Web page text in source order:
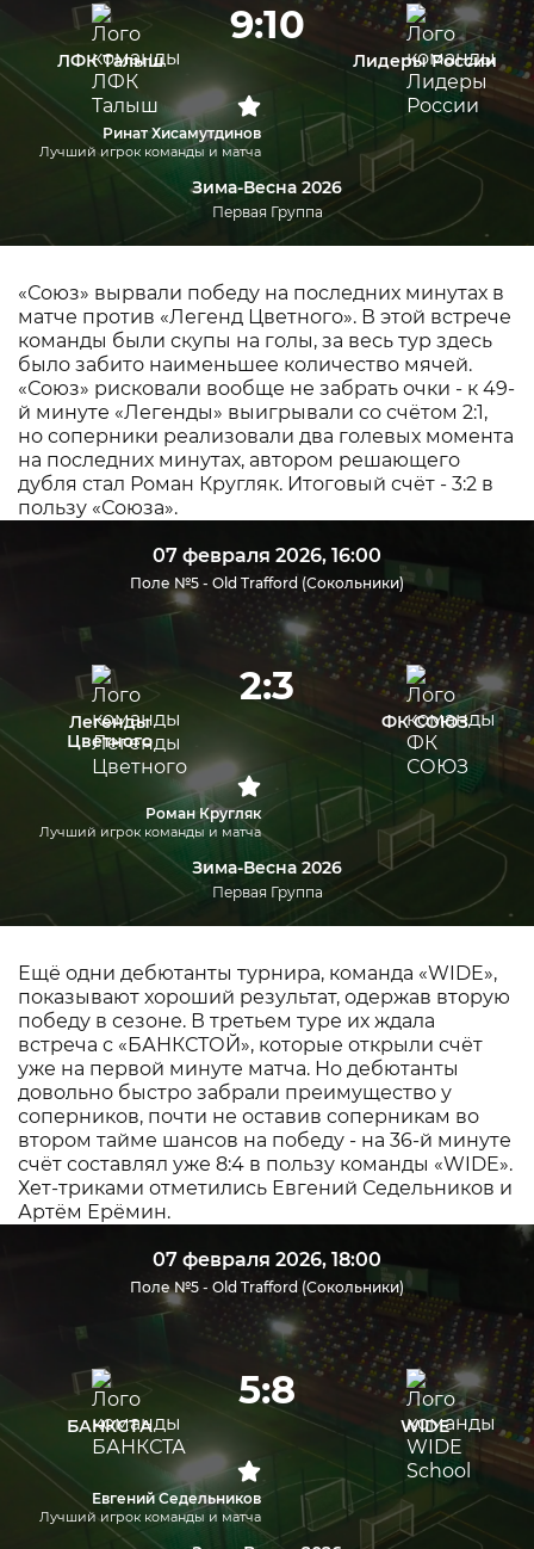
ЛФК Талыш
9:10
Лидеры России
Ринат Хисамутдинов
Лучший игрок команды и матча
Зима-Весна 2026
Первая Группа
«Союз» вырвали победу на последних минутах в
матче против «Легенд Цветного». В этой встрече
команды были скупы на голы, за весь тур здесь
было забито наименьшее количество мячей.
«Союз» рисковали вообще не забрать очки - к 49-
й минуте «Легенды» выигрывали со счётом 2:1,
но соперники реализовали два голевых момента
на последних минутах, автором решающего
дубля стал Роман Кругляк. Итоговый счёт - 3:2 в
пользу «Союза».
07 февраля 2026, 16:00
Поле №5 - Old Trafford (Сокольники)
Легенды
Цветного
2:3
ФК СОЮЗ
Роман Кругляк
Лучший игрок команды и матча
Зима-Весна 2026
Первая Группа
Ещё одни дебютанты турнира, команда «WIDE»,
показывают хороший результат, одержав вторую
победу в сезоне. В третьем туре их ждала
встреча с «БАНКСТОЙ», которые открыли счёт
уже на первой минуте матча. Но дебютанты
довольно быстро забрали преимущество у
соперников, почти не оставив соперникам во
втором тайме шансов на победу - на 36-й минуте
счёт составлял уже 8:4 в пользу команды «WIDE».
Хет-триками отметились Евгений Седельников и
Артём Ерёмин.
07 февраля 2026, 18:00
Поле №5 - Old Trafford (Сокольники)
БАНКСТА
5:8
WIDE
Евгений Седельников
Лучший игрок команды и матча